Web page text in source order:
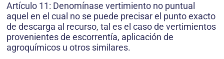
Artículo 11: Denomínase vertimiento no puntual
aquel en el cual no se puede precisar el punto exacto
de descarga al recurso, tal es el caso de vertimientos
provenientes de escorrentía, aplicación de
agroquímicos u otros similares.